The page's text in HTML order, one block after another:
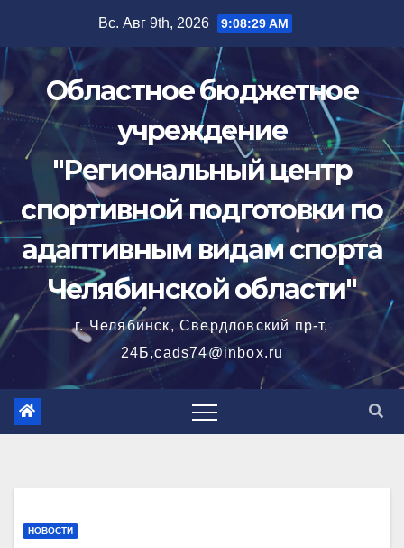
содержимому
Вс. Авг 9th, 2026 9:08:31 AM
Областное бюджетное
учреждение
"Региональный центр
спортивной подготовки по
адаптивным видам спорта
Челябинской области"
г. Челябинск, Свердловский пр-т,
24Б,cads74@inbox.ru
НОВОСТИ